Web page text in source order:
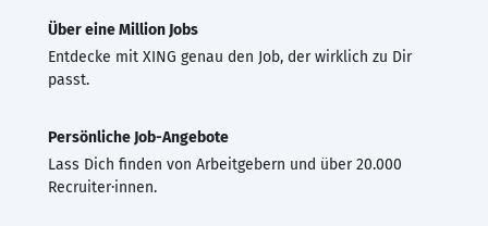
Über eine Million Jobs
Entdecke mit XING genau den Job, der wirklich zu Dir
passt.
Persönliche Job-Angebote
Lass Dich finden von Arbeitgebern und über 20.000
Recruiter·innen.